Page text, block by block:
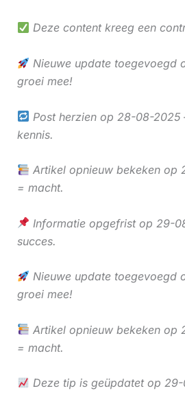
Deze content kreeg een
Nieuwe update toegevoegd
groei mee!
Post herzien op 28-08-2025
kennis.
Artikel opnieuw bekeken op
= macht.
Informatie opgefrist op 29-
succes.
Nieuwe update toegevoegd
groei mee!
Artikel opnieuw bekeken op
= macht.
Deze tip is geüpdatet op